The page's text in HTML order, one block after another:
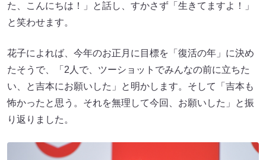
た、こんにちは！」と話し、すかさず「生きてますよ！」
と笑わせます。
花子によれば、今年のお正月に目標を「復活の年」に決め
たそうで、「2人で、ツーショットでみんなの前に立ちた
い、と吉本にお願いした」と明かします。そして「吉本も
怖かったと思う。それを無理して今回、お願いした」と振
り返りました。